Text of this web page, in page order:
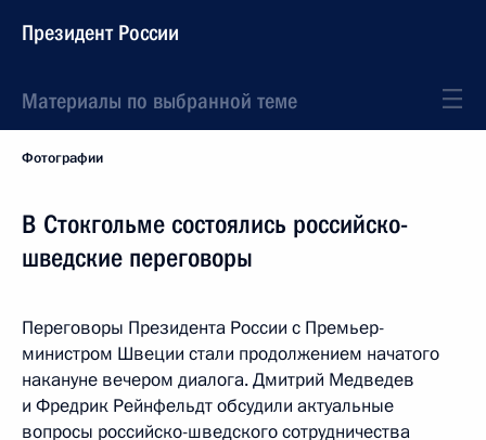
Президент России
Материалы по выбранной теме
Фотографии
В Стокгольме состоялись российско-
шведские переговоры
Переговоры Президента России с Премьер-
министром Швеции стали продолжением начатого
накануне вечером диалога. Дмитрий Медведев
и Фредрик Рейнфельдт обсудили актуальные
вопросы российско-шведского сотрудничества